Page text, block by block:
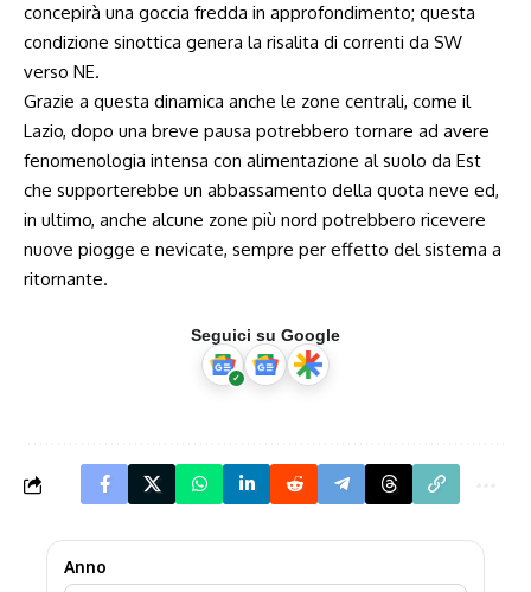
concepirà una goccia fredda in approfondimento; questa
condizione sinottica genera la risalita di correnti da SW
verso NE.
Grazie a questa dinamica anche le zone centrali, come il
Lazio, dopo una breve pausa potrebbero tornare ad avere
fenomenologia intensa con alimentazione al suolo da Est
che supporterebbe un abbassamento della quota neve ed,
in ultimo, anche alcune zone più nord potrebbero ricevere
nuove piogge e nevicate, sempre per effetto del sistema a
ritornante.
Seguici su Google
Anno